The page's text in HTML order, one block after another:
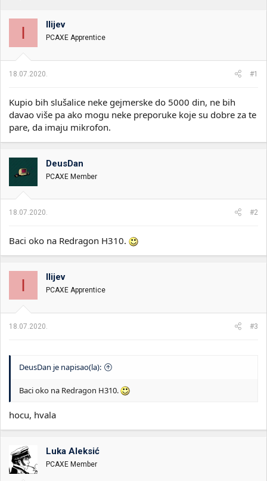
n
i
k
m
e
u
m
o
k
t
a
n
a
I Ilijev
PCAXE Apprentice
18.07.2020. #1
Kupio bih slušalice neke gejmerske do 5000 din, ne bih
davao više pa ako mogu neke preporuke koje su dobre za te
pare, da imaju mikrofon.
DeusDan
PCAXE Member
18.07.2020. #2
Baci oko na Redragon H310.
I Ilijev
PCAXE Apprentice
18.07.2020. #3
DeusDan je napisao(la):
Baci oko na Redragon H310.
hocu, hvala
Luka Aleksić
PCAXE Member